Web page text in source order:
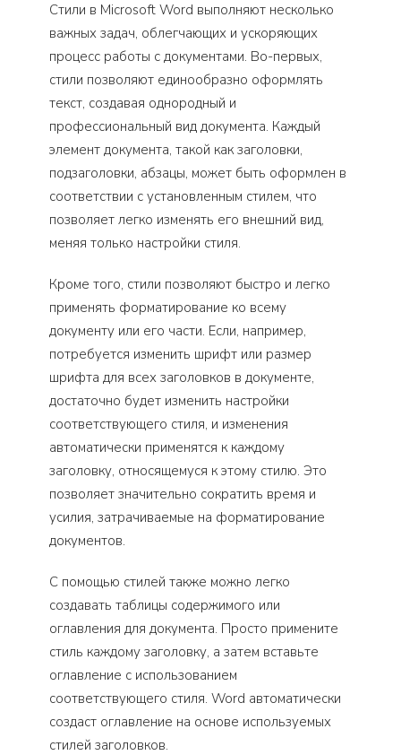
Стили в Microsoft Word выполняют несколько
важных задач, облегчающих и ускоряющих
процесс работы с документами. Во-первых,
стили позволяют единообразно оформлять
текст, создавая однородный и
профессиональный вид документа. Каждый
элемент документа, такой как заголовки,
подзаголовки, абзацы, может быть оформлен в
соответствии с установленным стилем, что
позволяет легко изменять его внешний вид,
меняя только настройки стиля.
Кроме того, стили позволяют быстро и легко
применять форматирование ко всему
документу или его части. Если, например,
потребуется изменить шрифт или размер
шрифта для всех заголовков в документе,
достаточно будет изменить настройки
соответствующего стиля, и изменения
автоматически применятся к каждому
заголовку, относящемуся к этому стилю. Это
позволяет значительно сократить время и
усилия, затрачиваемые на форматирование
документов.
С помощью стилей также можно легко
создавать таблицы содержимого или
оглавления для документа. Просто примените
стиль каждому заголовку, а затем вставьте
оглавление с использованием
соответствующего стиля. Word автоматически
создаст оглавление на основе используемых
стилей заголовков.